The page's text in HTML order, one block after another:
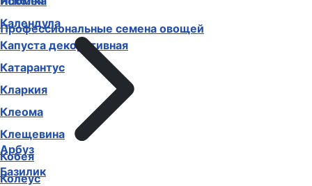
Календула
Капуста декоративная
Катарантус
Кларкия
Клеома
Клещевина
Кобея
Колеус
Профессиональные семена овощей
Арбуз
Базилик